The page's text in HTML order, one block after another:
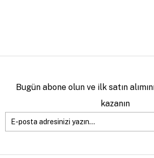
Bugün abone olun ve ilk satın
kazanın